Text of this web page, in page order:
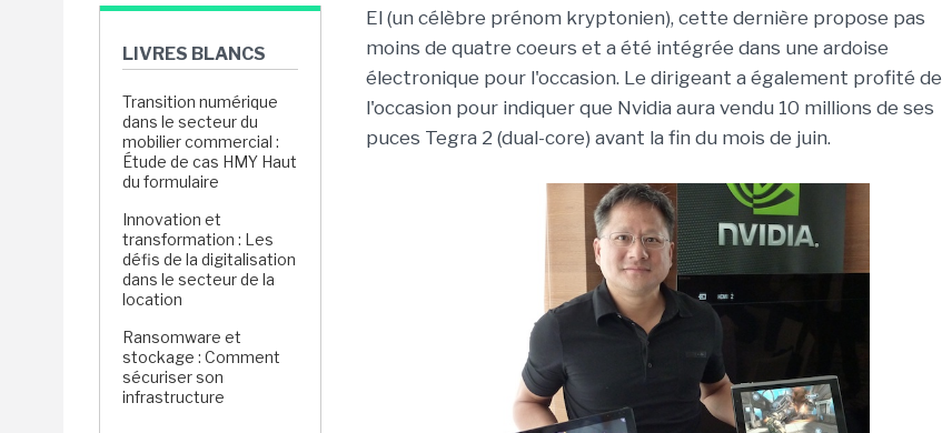
LIVRES BLANCS
Transition numérique
dans le secteur du
mobilier commercial :
Étude de cas HMY Haut
du formulaire
Innovation et
transformation : Les
défis de la digitalisation
dans le secteur de la
location
Ransomware et
stockage : Comment
sécuriser son
infrastructure
El (un célèbre prénom kryptonien), cette dernière propose pas
moins de quatre coeurs et a été intégrée dans une ardoise
électronique pour l'occasion. Le dirigeant a également profité de
l'occasion pour indiquer que Nvidia aura vendu 10 millions de ses
puces Tegra 2 (dual-core) avant la fin du mois de juin.